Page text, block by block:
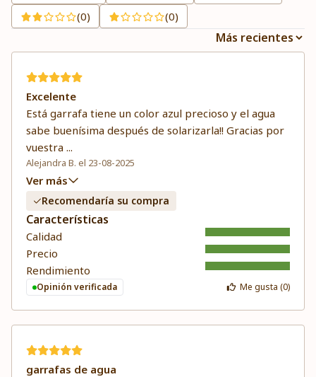
(0)
(0)
Excelente
Está garrafa tiene un color azul precioso y el agua
sabe buenísima después de solarizarla!! Gracias por
vuestra ...
Alejandra B. el 23-08-2025
Ver más
Recomendaría su compra
Características
Calidad
Precio
Rendimiento
Opinión verificada Me gusta (0)
garrafas de agua